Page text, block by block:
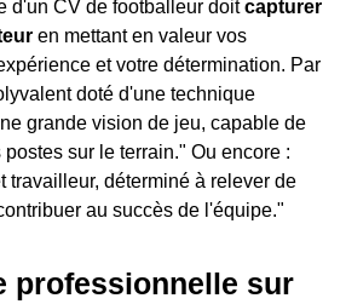
d'un CV de footballeur doitcapturer
en mettant en valeur vos
et votre détermination. Par
doté d'une technique
grande vision de jeu, capable de
sur le terrain." Ou encore :
travailleur, déterminé à relever de
au succès de l'équipe."
professionnelle sur